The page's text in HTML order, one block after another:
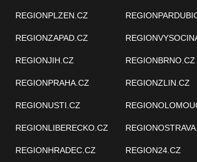
REGIONPLZEN.CZ
REGIONZAPAD.CZ
REGIONJIH.CZ
REGIONPRAHA.CZ
REGIONUSTI.CZ
REGIONLIBERECKO.CZ
REGIONHRADEC.CZ
REGIONBRNO.CZ
REGIONZLIN.CZ
REGION24.CZ